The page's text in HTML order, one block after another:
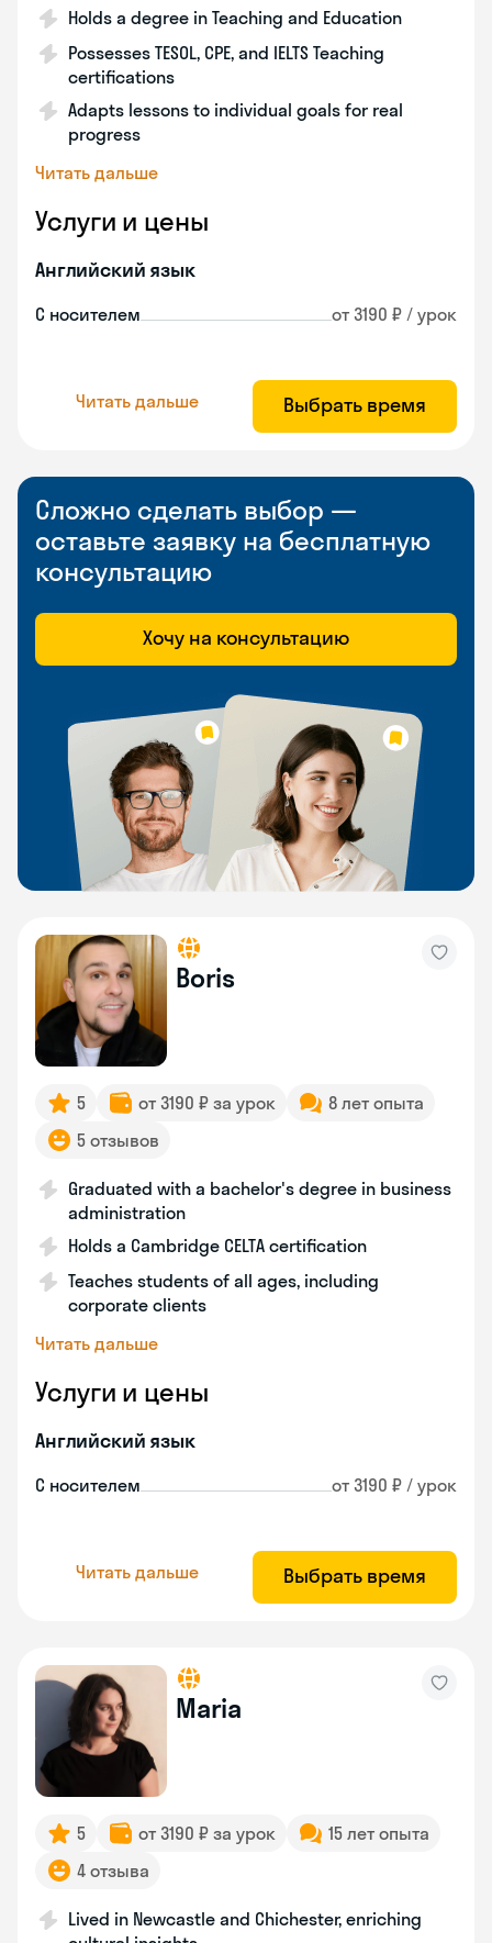
Holds a degree in Teaching and Education
Possesses TESOL, CPE, and IELTS Teaching
certifications
Adapts lessons to individual goals for real
progress
Читать дальше
Услуги и цены
Английский язык
С носителем от 3190 ₽ / урок
Читать дальше Выбрать время
Сложно сделать выбор —
оставьте заявку на бесплатную
консультацию
Хочу на консультацию
Boris
5 от 3190 ₽ за урок
8 лет опыта
5 отзывов
Graduated with a bachelor's degree in business
administration
Holds a Cambridge CELTA certification
Teaches students of all ages, including
corporate clients
Читать дальше
Услуги и цены
Английский язык
С носителем от 3190 ₽ / урок
Читать дальше Выбрать время
Maria
5 от 3190 ₽ за урок
15 лет опыта
4 отзыва
Lived in Newcastle and Chichester, enriching